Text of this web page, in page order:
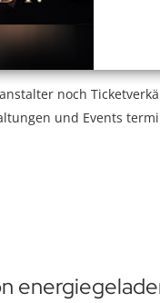
noch
und Events